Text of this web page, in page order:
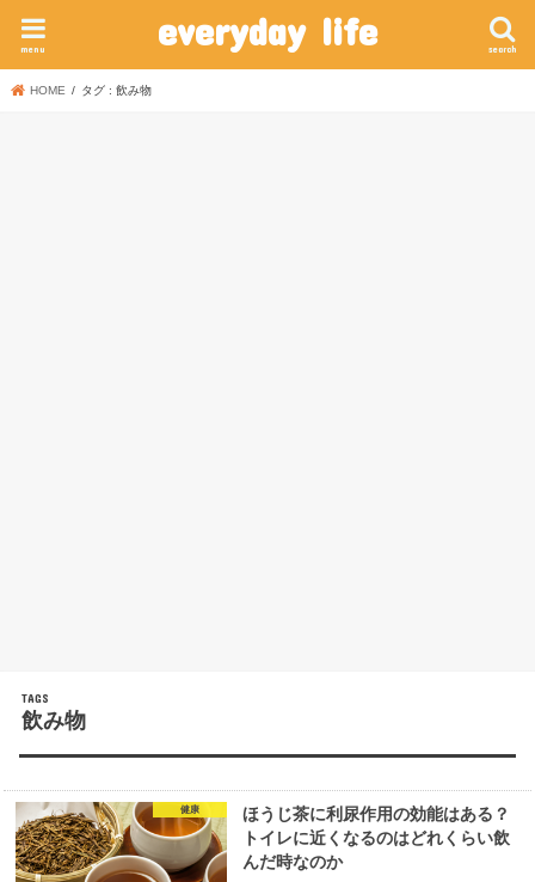
everyday life search
menu
HOME タグ : 飲み物
飲み物
健康
ほうじ茶に利尿作用の効能はある？
トイレに近くなるのはどれくらい飲
んだ時なのか